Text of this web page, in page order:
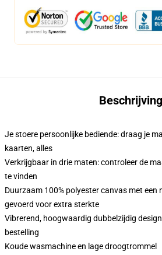
Beschrijving
Je stoere persoonlijke bediende: draag je
kaarten, alles
Verkrijgbaar in drie maten: controleer de
te vinden
Duurzaam 100% polyester canvas met een
gevoerd voor extra sterkte
Vibrerend, hoogwaardig dubbelzijdig
bestelling
Koude wasmachine en lage droogtrommel